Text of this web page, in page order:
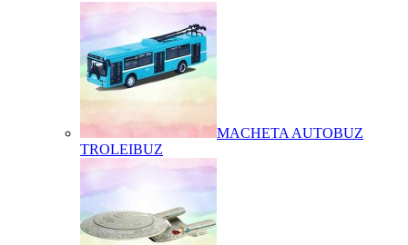
MACHETA AUTOBUZ
TROLEIBUZ